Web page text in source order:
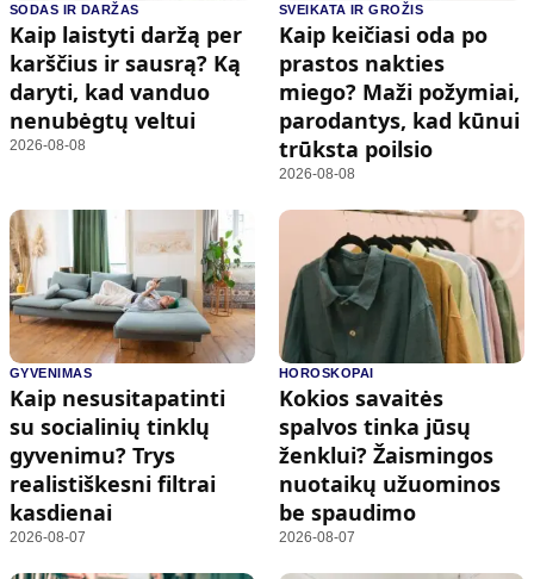
SODAS IR DARŽAS
Kaip laistyti daržą per
karščius ir sausrą? Ką
daryti, kad vanduo
nenubėgtų veltui
2026-08-08
SVEIKATA IR GROŽIS
Kaip keičiasi oda po
prastos nakties
miego? Maži požymiai,
parodantys, kad kūnui
trūksta poilsio
2026-08-08
GYVENIMAS
Kaip nesusitapatinti
su socialinių tinklų
gyvenimu? Trys
realistiškesni filtrai
kasdienai
2026-08-07
HOROSKOPAI
Kokios savaitės
spalvos tinka jūsų
ženklui? Žaismingos
nuotaikų užuominos
be spaudimo
2026-08-07